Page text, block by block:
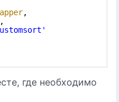
,
,
где необходимо